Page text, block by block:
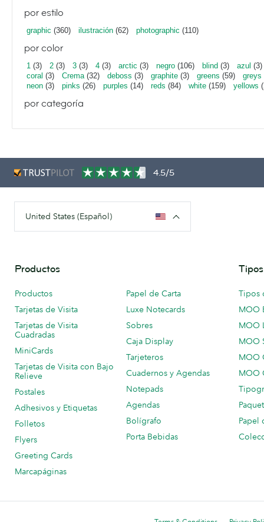
por estilo
graphic (360) ilustración (62) photographic (110)
por color
1 (3) 2 (3) 3 (3) 4 (3) arctic (3) negro (106) blind (3) azul (3)
coral (3) Crema(32) deboss (3) graphite (3) greens (59) greys
neon (3) pinks (26) purples (14) reds (84) white (159) yellows
por categoría
4.5/5
United States (Español)
Productos
Productos
Tarjetas de Visita
Tarjetas de Visita
Cuadradas
MiniCards
Tarjetas de Visita con Bajo
Relieve
Postales
Adhesivos y Etiquetas
Folletos
Flyers
Greeting Cards
Marcapáginas
Papel de Carta
Luxe Notecards
Sobres
Caja Display
Tarjeteros
Cuadernos y Agendas
Notepads
Agendas
Bolígrafo
Porta Bebidas
Tipos
MOO
MOO
MOO
MOO
MOO
Papel